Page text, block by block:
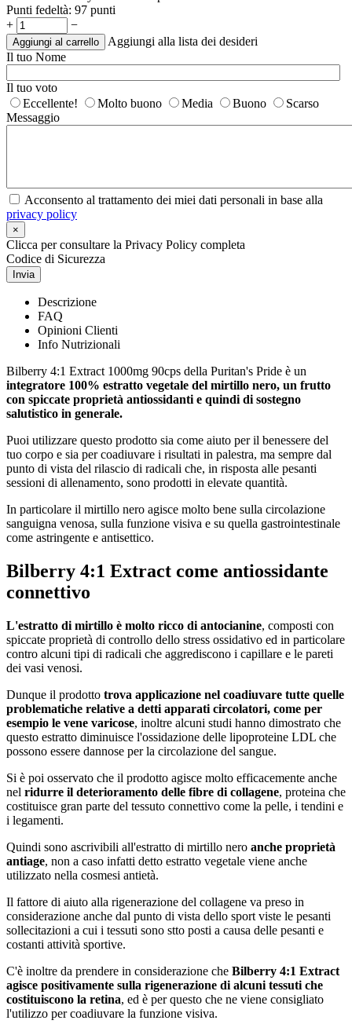
Punti fedeltà: 97 punti
+
−
Aggiungi al carrello
Aggiungi alla lista dei desideri
Il tuo Nome
Il tuo voto
Eccellente!
Molto buono Media Buono
Scarso
Messaggio
Acconsento al trattamento dei miei dati personali in base alla
privacy policy
×
Clicca per consultare la Privacy Policy completa
Codice di Sicurezza
Invia
Descrizione
FAQ
Opinioni Clienti
Info Nutrizionali
Bilberry 4:1 Extract 1000mg 90cps della Puritan's Pride è un
integratore 100% estratto vegetale del mirtillo nero, un frutto
con spiccate proprietà antiossidanti e quindi di sostegno
salutistico in generale.
Puoi utilizzare questo prodotto sia come aiuto per il benessere del
tuo corpo e sia per coadiuvare i risultati in palestra, ma sempre dal
punto di vista del rilascio di radicali che, in risposta alle pesanti
sessioni di allenamento, sono prodotti in elevate quantità.
In particolare il mirtillo nero agisce molto bene sulla circolazione
sanguigna venosa, sulla funzione visiva e su quella gastrointestinale
come astringente e antisettico.
Bilberry 4:1 Extract come antiossidante
connettivo
L'estratto di mirtillo è molto ricco di antocianine, composti con
spiccate proprietà di controllo dello stress ossidativo ed in particolare
contro alcuni tipi di radicali che aggrediscono i capillare e le pareti
dei vasi venosi.
Dunque il prodotto trova applicazione nel coadiuvare tutte quelle
problematiche relative a detti apparati circolatori, come per
esempio le vene varicose, inoltre alcuni studi hanno dimostrato che
questo estratto diminuisce l'ossidazione delle lipoproteine LDL che
possono essere dannose per la circolazione del sangue.
Si è poi osservato che il prodotto agisce molto efficacemente anche
nel ridurre il deterioramento delle fibre di collagene, proteina che
costituisce gran parte del tessuto connettivo come la pelle, i tendini e
i legamenti.
Quindi sono ascrivibili all'estratto di mirtillo nero anche proprietà
antiage, non a caso infatti detto estratto vegetale viene anche
utilizzato nella cosmesi antietà.
Il fattore di aiuto alla rigenerazione del collagene va preso in
considerazione anche dal punto di vista dello sport viste le pesanti
sollecitazioni a cui i tessuti sono stto posti a causa delle pesanti e
costanti attività sportive.
C'è inoltre da prendere in considerazione che Bilberry 4:1 Extract
agisce positivamente sulla rigenerazione di alcuni tessuti che
costituiscono la retina, ed è per questo che ne viene consigliato
l'utilizzo per coadiuvare la funzione visiva.